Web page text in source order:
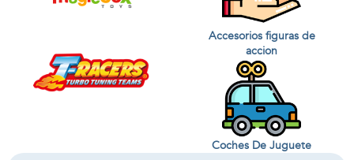
Accesorios figuras de
accion
Coches De Juguete